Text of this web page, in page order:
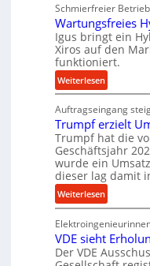
m
g
e
b
u
n
g
e
n
r
k
z
e
g
k
r
e
i
s
l
a
u
f
u
g
e
l
s
c
h
i
e
n
e
n
f
ü
u
n
Schmierfreier Betrieb
Wartungsfreies
Igus bringt ein
Xiros auf den
funktioniert.
Weiterlesen:
W
a
r
t
u
n
g
s
r
e
i
Auftragseingang
Trumpf erzielt
Trumpf hat die
Geschäftsjahr
wurde ein
dieser lag damit
Weiterlesen:
T
r
u
m
VDE sieht
Der VDE